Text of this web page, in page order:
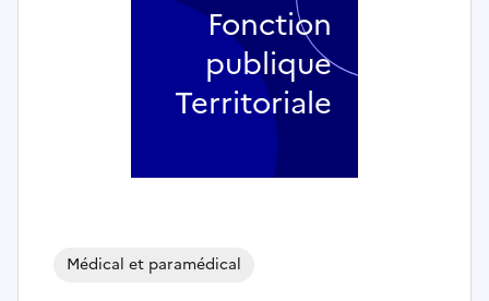
Médical et paramédical
Fonction
publique
Territoriale